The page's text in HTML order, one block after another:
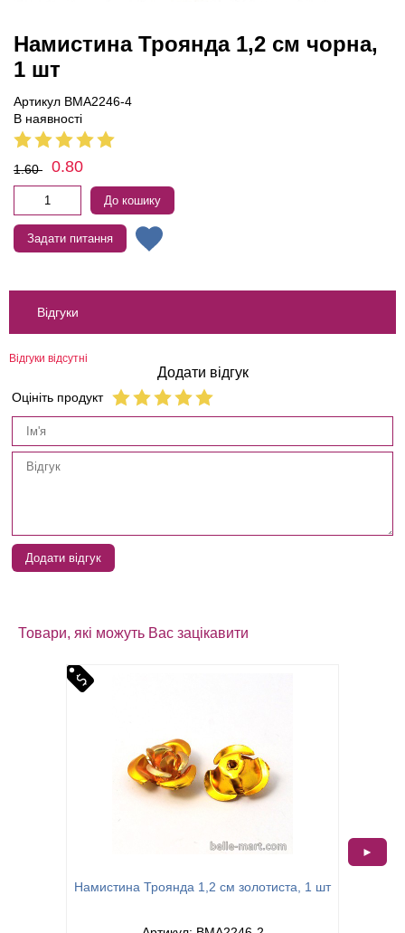
Намистина Троянда 1,2 см чорна,
1 шт
Артикул BMA2246-4
В наявності
1.60 0.80
До кошику
Задати питання
Відгуки
Відгуки відсутні
Додати відгук
Оцініть продукт
Додати відгук
Товари, які можуть Вас зацікавити
Намистина Троянда 1,2 см золотиста, 1 шт
►